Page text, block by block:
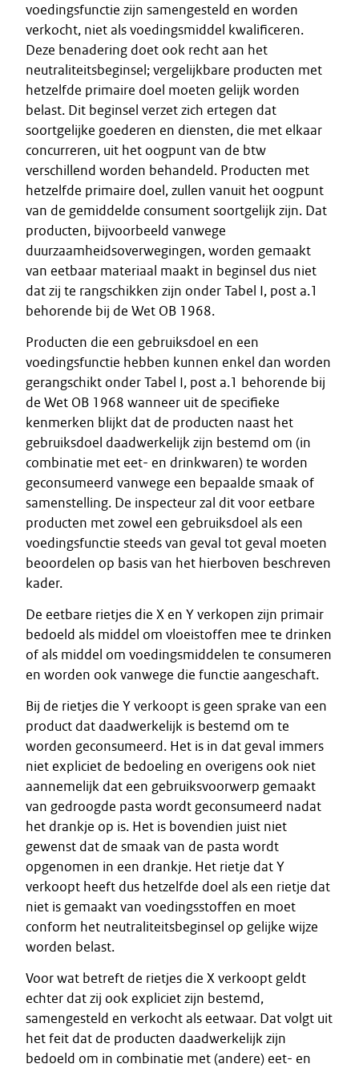
voedingsfunctie zijn samengesteld en worden
verkocht, niet als voedingsmiddel kwalificeren.
Deze benadering doet ook recht aan het
neutraliteitsbeginsel; vergelijkbare producten met
hetzelfde primaire doel moeten gelijk worden
belast. Dit beginsel verzet zich ertegen dat
soortgelijke goederen en diensten, die met elkaar
concurreren, uit het oogpunt van de btw
verschillend worden behandeld. Producten met
hetzelfde primaire doel, zullen vanuit het oogpunt
van de gemiddelde consument soortgelijk zijn. Dat
producten, bijvoorbeeld vanwege
duurzaamheidsoverwegingen, worden gemaakt
van eetbaar materiaal maakt in beginsel dus niet
dat zij te rangschikken zijn onder Tabel I, post a.1
behorende bij de Wet OB 1968.
Producten die een gebruiksdoel en een
voedingsfunctie hebben kunnen enkel dan worden
gerangschikt onder Tabel I, post a.1 behorende bij
de Wet OB 1968 wanneer uit de specifieke
kenmerken blijkt dat de producten naast het
gebruiksdoel daadwerkelijk zijn bestemd om (in
combinatie met eet- en drinkwaren) te worden
geconsumeerd vanwege een bepaalde smaak of
samenstelling. De inspecteur zal dit voor eetbare
producten met zowel een gebruiksdoel als een
voedingsfunctie steeds van geval tot geval moeten
beoordelen op basis van het hierboven beschreven
kader.
De eetbare rietjes die X en Y verkopen zijn primair
bedoeld als middel om vloeistoffen mee te drinken
of als middel om voedingsmiddelen te consumeren
en worden ook vanwege die functie aangeschaft.
Bij de rietjes die Y verkoopt is geen sprake van een
product dat daadwerkelijk is bestemd om te
worden geconsumeerd. Het is in dat geval immers
niet expliciet de bedoeling en overigens ook niet
aannemelijk dat een gebruiksvoorwerp gemaakt
van gedroogde pasta wordt geconsumeerd nadat
het drankje op is. Het is bovendien juist niet
gewenst dat de smaak van de pasta wordt
opgenomen in een drankje. Het rietje dat Y
verkoopt heeft dus hetzelfde doel als een rietje dat
niet is gemaakt van voedingsstoffen en moet
conform het neutraliteitsbeginsel op gelijke wijze
worden belast.
Voor wat betreft de rietjes die X verkoopt geldt
echter dat zij ook expliciet zijn bestemd,
samengesteld en verkocht als eetwaar. Dat volgt uit
het feit dat de producten daadwerkelijk zijn
bedoeld om in combinatie met (andere) eet- en